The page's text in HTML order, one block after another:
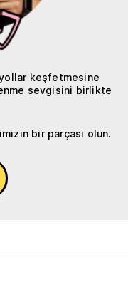
keşfetmesine
sevgisini birlikte
bir parçası olun.